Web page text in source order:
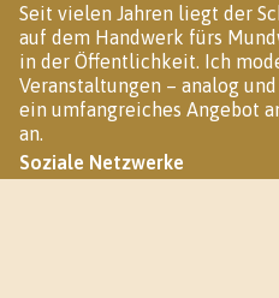
Seit vielen Jahren liegt der
auf dem Handwerk fürs
in der Öffentlichkeit. Ich
Veranstaltungen – analog
ein umfangreiches Angebot
an.
Soziale Netzwerke